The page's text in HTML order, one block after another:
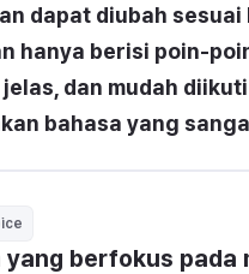
dapat diubah
hanya berisi poin-
dan mudah
bahasa yang
berfokus pada